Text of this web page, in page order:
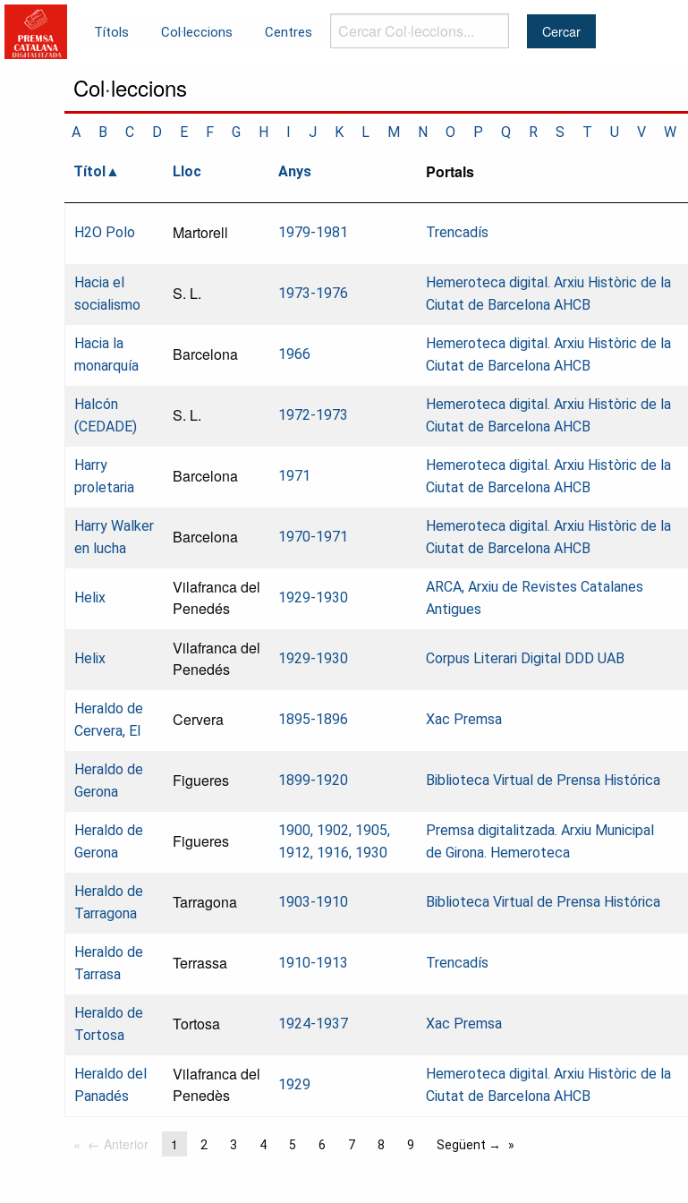
Títols Col·leccions Centres
Cercar
Col·leccions...
Col·leccions
A B C D E F G H I J K L M N O P Q R S T U V W
Títol Lloc Anys Portals
H2O Polo Martorell 1979-1981 Trencadís
Hacia el
socialismo
S. L. 1973-1976
Hemeroteca digital. Arxiu Històric de la
Ciutat de Barcelona AHCB
Hacia la
monarquía
Barcelona 1966
Hemeroteca digital. Arxiu Històric de la
Ciutat de Barcelona AHCB
Halcón
(CEDADE)
S. L. 1972-1973
Hemeroteca digital. Arxiu Històric de la
Ciutat de Barcelona AHCB
Harry
proletaria
Barcelona 1971
Hemeroteca digital. Arxiu Històric de la
Ciutat de Barcelona AHCB
Harry Walker
en lucha
Barcelona 1970-1971
Hemeroteca digital. Arxiu Històric de la
Ciutat de Barcelona AHCB
Helix
Vilafranca del
Penedés
1929-1930
ARCA, Arxiu de Revistes Catalanes
Antigues
Helix
Vilafranca del
Penedés
1929-1930 Corpus Literari Digital DDD UAB
Heraldo de
Cervera, El
Cervera 1895-1896 Xac Premsa
Heraldo de
Gerona
Figueres 1899-1920 Biblioteca Virtual de Prensa Histórica
Heraldo de
Gerona
Figueres
1900, 1902, 1905,
1912, 1916, 1930
Premsa digitalitzada. Arxiu Municipal
de Girona. Hemeroteca
Heraldo de
Tarragona
Tarragona 1903-1910 Biblioteca Virtual de Prensa Histórica
Heraldo de
Tarrasa
Terrassa 1910-1913 Trencadís
Heraldo de
Tortosa
Tortosa 1924-1937 Xac Premsa
Heraldo del
Panadés
Vilafranca del
Penedès
1929
Hemeroteca digital. Arxiu Històric de la
Ciutat de Barcelona AHCB
← Anterior 1 2 3 4 5 6 7 8 9 Següent →